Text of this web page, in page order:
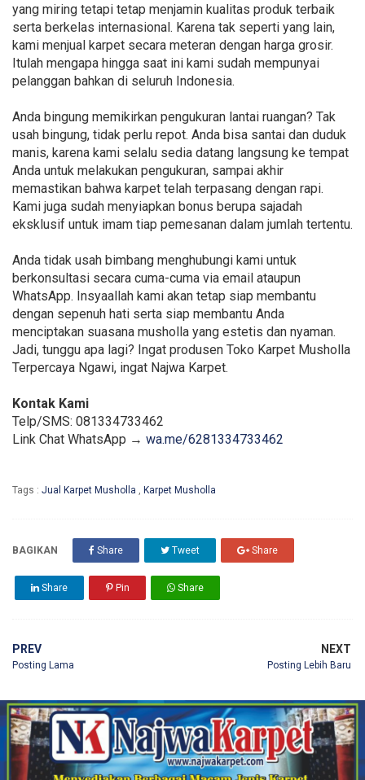
yang miring tetapi tetap menjamin kualitas produk terbaik
serta berkelas internasional. Karena tak seperti yang lain,
kami menjual karpet secara meteran dengan harga grosir.
Itulah mengapa hingga saat ini kami sudah mempunyai
pelanggan bahkan di seluruh Indonesia.
Anda bingung memikirkan pengukuran lantai ruangan? Tak
usah bingung, tidak perlu repot. Anda bisa santai dan duduk
manis, karena kami selalu sedia datang langsung ke tempat
Anda untuk melakukan pengukuran, sampai akhir
memastikan bahwa karpet telah terpasang dengan rapi.
Kami juga sudah menyiapkan bonus berupa sajadah
eksklusif untuk imam tiap pemesanan dalam jumlah tertentu.
Anda tidak usah bimbang menghubungi kami untuk
berkonsultasi secara cuma-cuma via email ataupun
WhatsApp. Insyaallah kami akan tetap siap membantu
dengan sepenuh hati serta siap membantu Anda
menciptakan suasana musholla yang estetis dan nyaman.
Jadi, tunggu apa lagi? Ingat produsen Toko Karpet Musholla
Terpercaya Ngawi, ingat Najwa Karpet.
Kontak Kami
Telp/SMS: 081334733462
Link Chat WhatsApp → wa.me/6281334733462
Tags : Jual Karpet Musholla Karpet Musholla
BAGIKAN Share Tweet Share
Share Pin Share
PREV
Posting Lama
NEXT
Posting Lebih Baru